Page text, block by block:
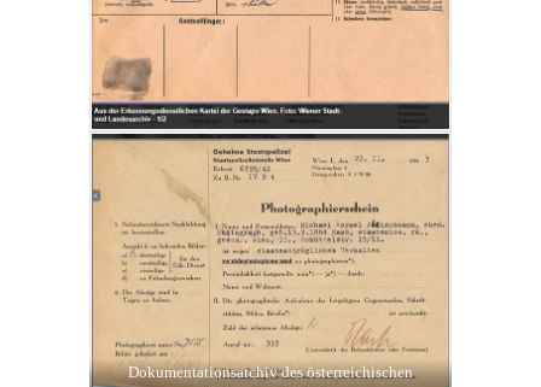
Dokumentationsarchiv des österreichischen